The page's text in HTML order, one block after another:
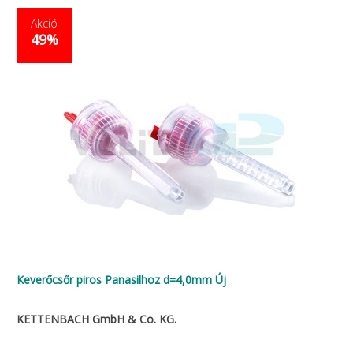
Akció
49%
Keverőcsőr piros Panasilhoz d=4,0mm Új
KETTENBACH GmbH & Co. KG.